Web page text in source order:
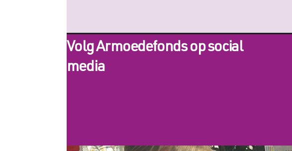
Volg Armoedefonds op social
media